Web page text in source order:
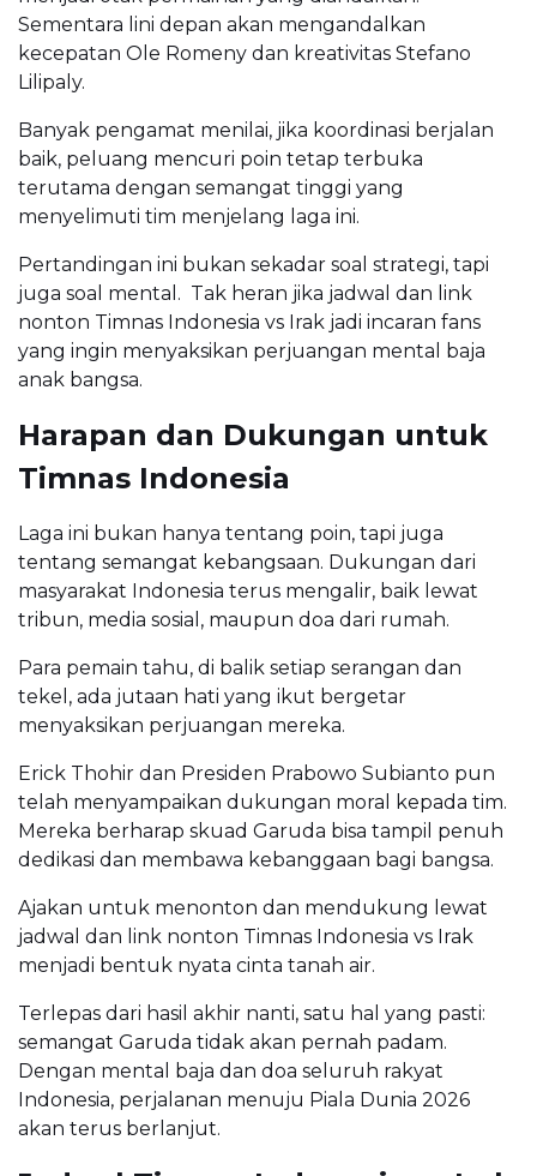
Sementara lini depan akan mengandalkan
kecepatan Ole Romeny dan kreativitas Stefano
Lilipaly.
Banyak pengamat menilai, jika koordinasi berjalan
baik, peluang mencuri poin tetap terbuka
terutama dengan semangat tinggi yang
menyelimuti tim menjelang laga ini.
Pertandingan ini bukan sekadar soal strategi, tapi
juga soal mental. Tak heran jika jadwal dan link
nonton Timnas Indonesia vs Irak jadi incaran fans
yang ingin menyaksikan perjuangan mental baja
anak bangsa.
Harapan dan Dukungan untuk
Timnas Indonesia
Laga ini bukan hanya tentang poin, tapi juga
tentang semangat kebangsaan. Dukungan dari
masyarakat Indonesia terus mengalir, baik lewat
tribun, media sosial, maupun doa dari rumah.
Para pemain tahu, di balik setiap serangan dan
tekel, ada jutaan hati yang ikut bergetar
menyaksikan perjuangan mereka.
Erick Thohir dan Presiden Prabowo Subianto pun
telah menyampaikan dukungan moral kepada tim.
Mereka berharap skuad Garuda bisa tampil penuh
dedikasi dan membawa kebanggaan bagi bangsa.
Ajakan untuk menonton dan mendukung lewat
jadwal dan link nonton Timnas Indonesia vs Irak
menjadi bentuk nyata cinta tanah air.
Terlepas dari hasil akhir nanti, satu hal yang pasti:
semangat Garuda tidak akan pernah padam.
Dengan mental baja dan doa seluruh rakyat
Indonesia, perjalanan menuju Piala Dunia 2026
akan terus berlanjut.